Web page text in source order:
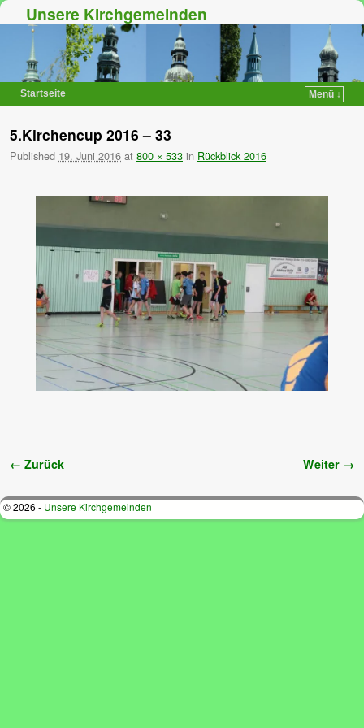
Unsere Kirchgemeinden
Startseite
Menü ↓
5.Kirchencup 2016 – 33
Published 19. Juni 2016 at 800 × 533 in Rückblick 2016
Bilder-Navigation
← Zurück Weiter →
© 2026 - Unsere Kirchgemeinden